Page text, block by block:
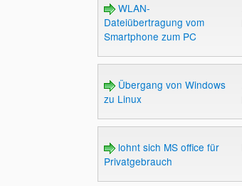
WLAN-
Dateiübertragung vom
Smartphone zum PC
Übergang von Windows
zu Linux
lohnt sich MS office für
Privatgebrauch